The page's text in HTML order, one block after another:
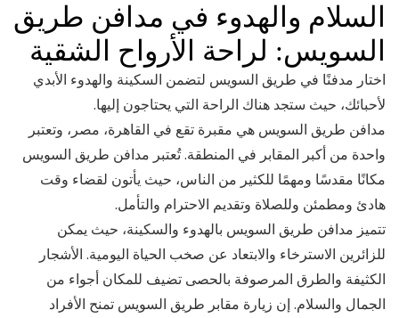
السلام والهدوء في مدافن طريق
السويس: لراحة الأرواح الشقية
اختار مدفنًا في طريق السويس لتضمن السكينة والهدوء الأبدي
لأحبائك، حيث ستجد هناك الراحة التي يحتاجون إليها.
مدافن طريق السويس هي مقبرة تقع في القاهرة، مصر، وتعتبر
واحدة من أكبر المقابر في المنطقة. تُعتبر مدافن طريق السويس
مكانًا مقدسًا ومهمًا للكثير من الناس، حيث يأتون لقضاء وقت
هادئ ومطمئن وللصلاة وتقديم الاحترام والتأمل.
تتميز مدافن طريق السويس بالهدوء والسكينة، حيث يمكن
للزائرين الاسترخاء والابتعاد عن صخب الحياة اليومية. الأشجار
الكثيفة والطرق المرصوفة بالحصى تضيف للمكان أجواء من
الجمال والسلام. إن زيارة مقابر طريق السويس تمنح الأفراد